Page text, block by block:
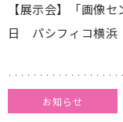
【展示会】「画像
日 パシフィコ横浜
お知らせ